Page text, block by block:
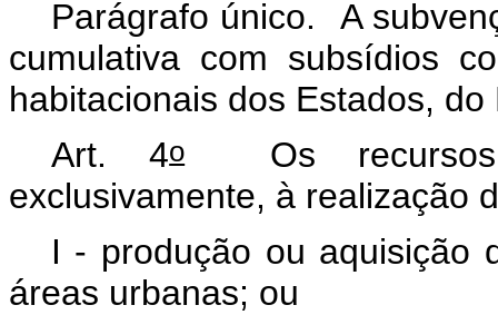
Parágrafo único. A
cumulativa com subsídios
habitacionais dos Estados,
Art. 4oOs recursos
exclusivamente, à realização
I - produção ou aquisição
áreas urbanas; ou